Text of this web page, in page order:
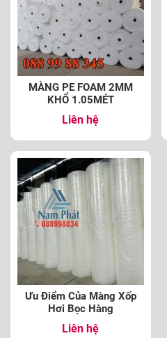
MÀNG PE FOAM 2MM
KHỔ 1.05MÉT
Liên hệ
Ưu Điểm Của Màng Xốp
Hơi Bọc Hàng
Liên hệ